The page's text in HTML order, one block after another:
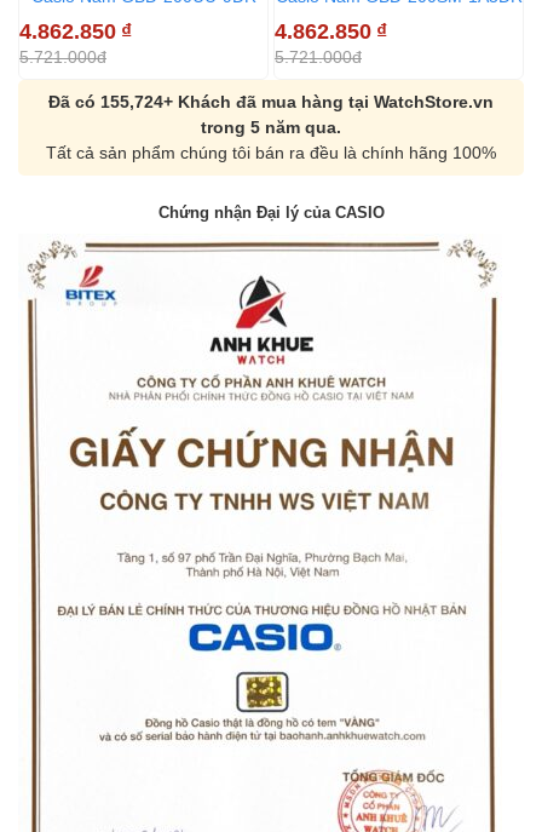
4.862.850 ₫
5.721.000đ
4.862.850 ₫
5.721.000đ
Đã có 155,724+ Khách đã mua hàng tại WatchStore.vn
trong 5 năm qua.
Tất cả sản phẩm chúng tôi bán ra đều là chính hãng 100%
Chứng nhận Đại lý của CASIO